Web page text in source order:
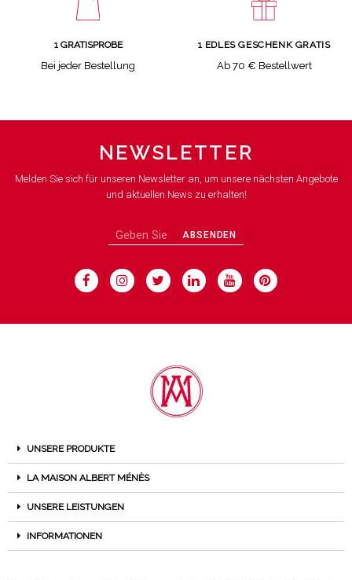
1 GRATISPROBE
Bei jeder Bestellung
1 EDLES GESCHENK GRATIS
Ab 70 € Bestellwert
NEWSLETTER
Melden Sie sich für unseren Newsletter an, um unsere nächsten Angebote
und aktuellen News zu erhalten!
ABSENDEN
UNSERE PRODUKTE
LA MAISON ALBERT MÉNÈS
UNSERE LEISTUNGEN
INFORMATIONEN